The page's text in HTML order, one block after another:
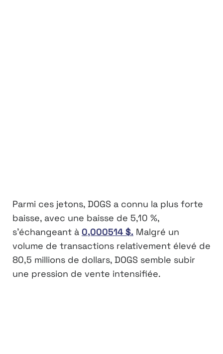
Parmi ces jetons, DOGS a connu la plus forte
baisse, avec une baisse de 5,10 %,
s’échangeant à 0,000514 $. Malgré un
volume de transactions relativement élevé de
80,5 millions de dollars, DOGS semble subir
une pression de vente intensifiée.